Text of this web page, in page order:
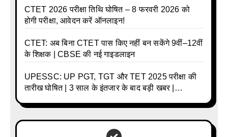
CTET 2026 परीक्षा तिथि घोषित – 8 फरवरी 2026 को
होगी परीक्षा, आवेदन करें ऑनलाइन!
CTET: अब बिना CTET पास किए नहीं बन सकेंगे 9वीं–12वीं
के शिक्षक | CBSE की नई गाइडलाइन
UPESSC: UP PGT, TGT और TET 2025 परीक्षा की
तारीख घोषित | 3 साल के इंतजार के बाद बड़ी खबर |